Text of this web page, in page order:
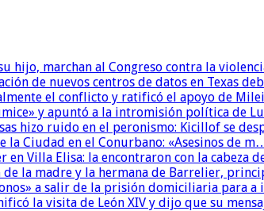
hijo, marchan al Congreso contra la
de nuevos centros de datos en Texas
el conflicto y ratificó el apoyo de
y apuntó a la intromisión política de
hizo ruido en el peronismo: Kicillof se
Ciudad en el Conurbano: «Asesinos de
Villa Elisa: la encontraron con la cabeza
la madre y la hermana de Barrelier,
a salir de la prisión domiciliaria para
la visita de León XIV y dijo que su